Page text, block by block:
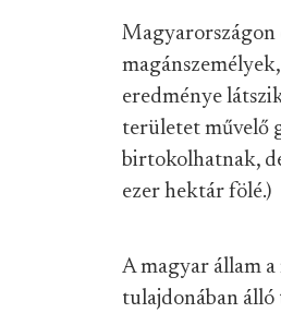
Magyarországon
eredménye
területet művelő
birtokolhatnak,
ezer hektár fölé.)
A magyar állam
tulajdonában